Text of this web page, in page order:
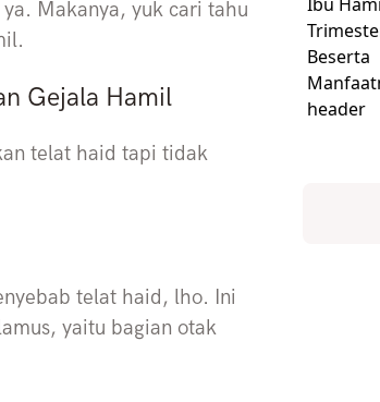
Makanya, yuk cari tahu
Gejala Hamil
telat haid tapi tidak
telat haid, lho. Ini
yaitu bagian otak